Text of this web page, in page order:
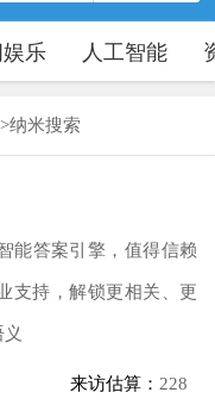
乐 人工智能
>纳米搜索
能答案引擎，值得信赖
支持，解锁更相关、更
来访估算： 228